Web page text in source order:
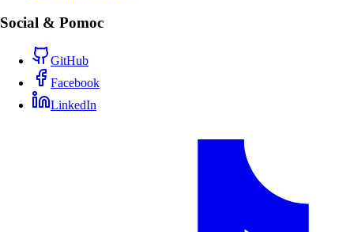
Social & Pomoc
GitHub
Facebook
LinkedIn